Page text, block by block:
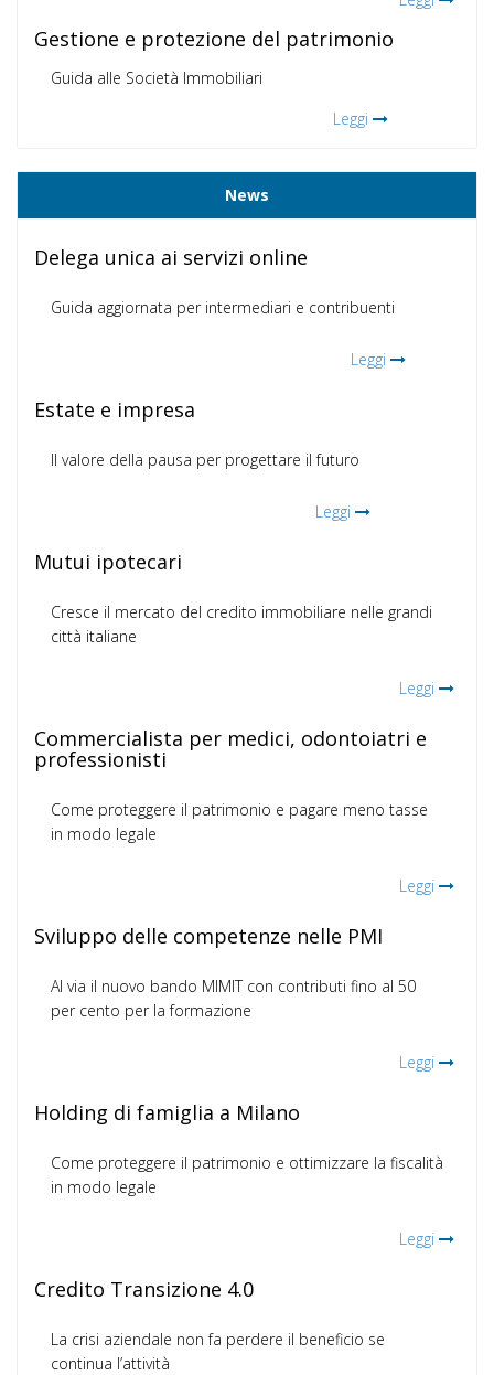
Gestione e protezione del patrimonio
Guida alle Società Immobiliari
Leggi
News
Delega unica ai servizi online
Guida aggiornata per intermediari e contribuenti
Leggi
Estate e impresa
Il valore della pausa per progettare il futuro
Leggi
Mutui ipotecari
Cresce il mercato del credito immobiliare nelle grandi
città italiane
Leggi
Commercialista per medici, odontoiatri e
professionisti
Come proteggere il patrimonio e pagare meno tasse
in modo legale
Leggi
Sviluppo delle competenze nelle PMI
Al via il nuovo bando MIMIT con contributi fino al 50
per cento per la formazione
Leggi
Holding di famiglia a Milano
Come proteggere il patrimonio e ottimizzare la fiscalità
in modo legale
Leggi
Credito Transizione 4.0
La crisi aziendale non fa perdere il beneficio se
continua l’attività